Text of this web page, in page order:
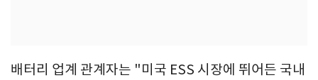
배터리 업계 관계자는 "미국 ESS 시장에 뛰어든 국내